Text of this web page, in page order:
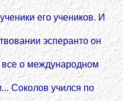
его учеников. И
эсперанто он
о международном
Соколов учился по